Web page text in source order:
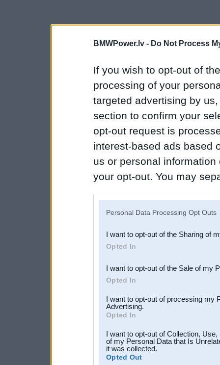
BMWPower.lv - Do Not Process
If you wish to opt-out of
processing of your
targeted advertising by
section to confirm your
opt-out request is
interest-based ads based
us or personal
your opt-out. You may
Downstream Participants
third parties.
Personal Data Processing Opt Outs
I want to opt-out of the Sharing of
Opted In
I want to opt-out of the Sale of my
Opted In
I want to opt-out of processing my
Advertising.
Opted In
I want to opt-out of Collection,
of my Personal Data that Is
it was collected.
Opted Out